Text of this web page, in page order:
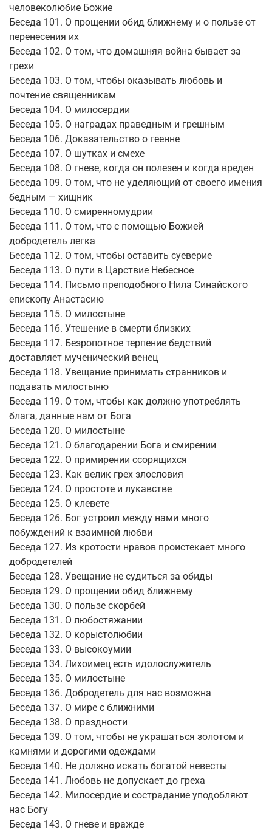
человеколюбие Божие
Беседа 101. О прощении обид ближнему и о пользе от
перенесения их
Беседа 102. О том, что домашняя война бывает за
грехи
Беседа 103. О том, чтобы оказывать любовь и
почтение священникам
Беседа 104. О милосердии
Беседа 105. О наградах праведным и грешным
Беседа 106. Доказательство о геенне
Беседа 107. О шутках и смехе
Беседа 108. О гневе, когда он полезен и когда вреден
Беседа 109. О том, что не уделяющий от своего имения
бедным — хищник
Беседа 110. О смиренномудрии
Беседа 111. О том, что с помощью Божией
добродетель легка
Беседа 112. О том, чтобы оставить суеверие
Беседа 113. О пути в Царствие Небесное
Беседа 114. Письмо преподобного Нила Синайского
епископу Анастасию
Беседа 115. О милостыне
Беседа 116. Утешение в смерти близких
Беседа 117. Безропотное терпение бедствий
доставляет мученический венец
Беседа 118. Увещание принимать странников и
подавать милостыню
Беседа 119. О том, чтобы как должно употреблять
блага, данные нам от Бога
Беседа 120. О милостыне
Беседа 121. О благодарении Бога и смирении
Беседа 122. О примирении ссорящихся
Беседа 123. Как велик грех злословия
Беседа 124. О простоте и лукавстве
Беседа 125. О клевете
Беседа 126. Бог устроил между нами много
побуждений к взаимной любви
Беседа 127. Из кротости нравов проистекает много
добродетелей
Беседа 128. Увещание не судиться за обиды
Беседа 129. О прощении обид ближнему
Беседа 130. О пользе скорбей
Беседа 131. О любостяжании
Беседа 132. О корыстолюбии
Беседа 133. О высокоумии
Беседа 134. Лихоимец есть идолослужитель
Беседа 135. О милостыне
Беседа 136. Добродетель для нас возможна
Беседа 137. О мире с ближними
Беседа 138. О праздности
Беседа 139. О том, чтобы не украшаться золотом и
камнями и дорогими одеждами
Беседа 140. Не должно искать богатой невесты
Беседа 141. Любовь не допускает до греха
Беседа 142. Милосердие и сострадание уподобляют
нас Богу
Беседа 143. О гневе и вражде